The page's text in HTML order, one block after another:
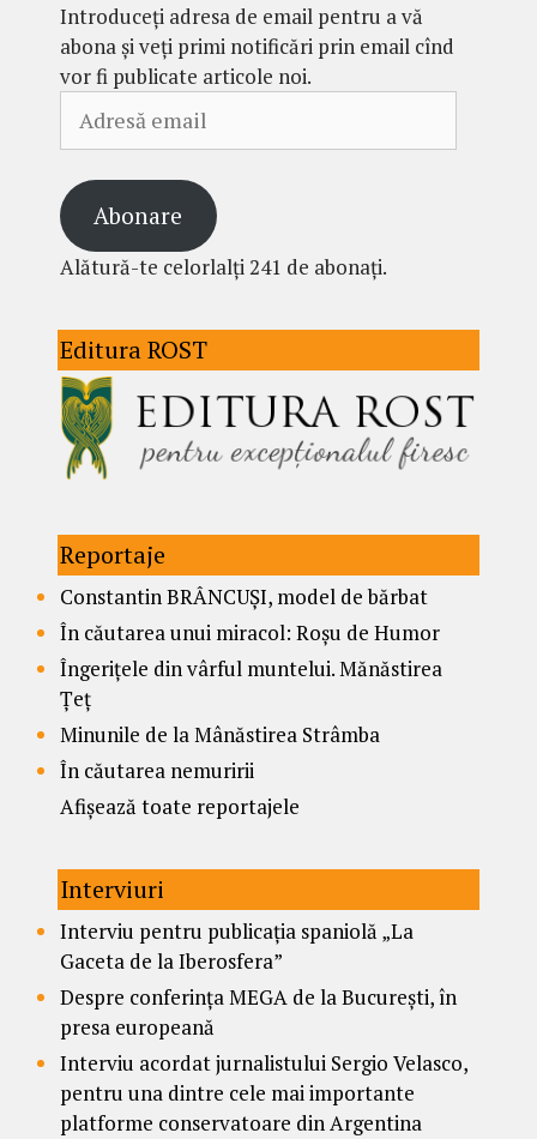
Introduceți adresa de email pentru a vă
abona și veți primi notificări prin email cînd
vor fi publicate articole noi.
email
Abonare
Alătură-te celorlalți 241 de abonați.
Editura ROST
Reportaje
Constantin BRÂNCUȘI, model de bărbat
În căutarea unui miracol: Roșu de Humor
Îngerițele din vârful muntelui. Mănăstirea
Țeț
Minunile de la Mânăstirea Strâmba
În căutarea nemuririi
Afișează toate reportajele
Interviuri
Interviu pentru publicația spaniolă „La
Gaceta de la Iberosfera”
Despre conferința MEGA de la București, în
presa europeană
Interviu acordat jurnalistului Sergio Velasco,
pentru una dintre cele mai importante
platforme conservatoare din Argentina